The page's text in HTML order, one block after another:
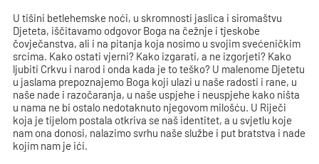
U tišini betlehemske noći, u skromnosti jaslica i siromaštvu
Djeteta, iščitavamo odgovor Boga na čežnje i tjeskobe
čovječanstva, ali i na pitanja koja nosimo u svojim svećeničkim
srcima. Kako ostati vjerni? Kako izgarati, a ne izgorjeti? Kako
ljubiti Crkvu i narod i onda kada je to teško? U malenome Djetetu
u jaslama prepoznajemo Boga koji ulazi u naše radosti i rane, u
naše nade i razočaranja, u naše uspjehe i neuspjehe kako ništa
u nama ne bi ostalo nedotaknuto njegovom milošću. U Riječi
koja je tijelom postala otkriva se naš identitet, a u svjetlu koje
nam ona donosi, nalazimo svrhu naše službe i put bratstva i nade
kojim nam je ići.